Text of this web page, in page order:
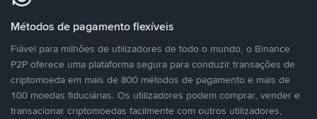
Métodos de pagamento flexíveis
Fiável para milhões de utilizadores de todo o mundo, o Binance
P2P oferece uma plataforma segura para conduzir transações de
criptomoeda em mais de 800 métodos de pagamento e mais de
100 moedas fiduciárias. Os utilizadores podem comprar, vender e
transacionar criptomoedas facilmente com outros utilizadores,